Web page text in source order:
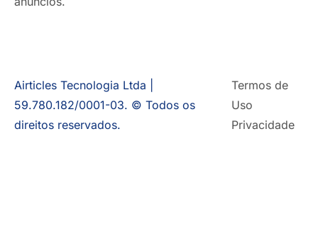
Airticles Tecnologia Ltda |
59.780.182/0001-03. © Todos os
direitos reservados.
Termos de
Uso
Privacidade